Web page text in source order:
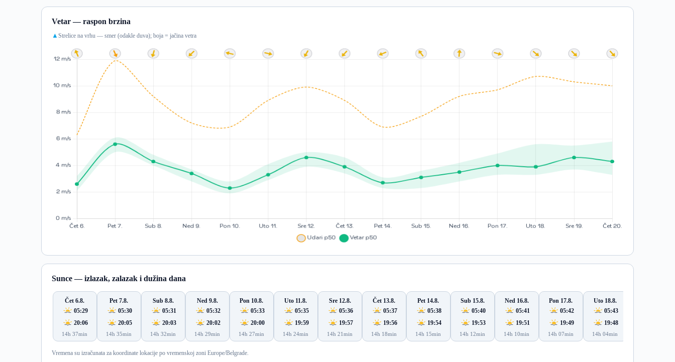
Vetar — raspon brzina
▲Strelice na vrhu — smer (odakle duva); boja = jačina vetra
Sunce — izlazak, zalazak i dužina dana
Čet 6.8.
05:29
20:06
14h 37min
Pet 7.8.
05:30
20:05
14h 35min
Sub 8.8.
05:31
20:03
14h 32min
Ned 9.8.
05:32
20:02
14h 29min
Pon 10.8.
05:33
20:00
14h 27min
Uto 11.8.
05:35
19:59
14h 24min
Sre 12.8.
05:36
19:57
14h 21min
Čet 13.8.
05:37
19:56
14h 18min
Pet 14.8.
05:38
19:54
14h 15min
Sub 15.8.
05:40
19:53
14h 12min
Ned 16.8.
05:41
19:51
14h 10min
Pon 17.8.
05:42
19:49
14h 07min
Uto 18.8.
05:43
19:48
14h 04min
Vremena su izračunata za koordinate lokacije po vremenskoj zoni Europe/Belgrade.